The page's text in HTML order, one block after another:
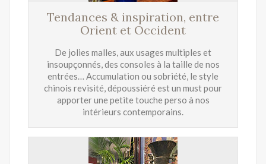
Tendances & inspiration, entre
Orient et Occident
De jolies malles, aux usages multiples et
insoupçonnés, des consoles à la taille de nos
entrées… Accumulation ou sobriété, le style
chinois revisité, dépoussiéré est un must pour
apporter une petite touche perso à nos
intérieurs contemporains.